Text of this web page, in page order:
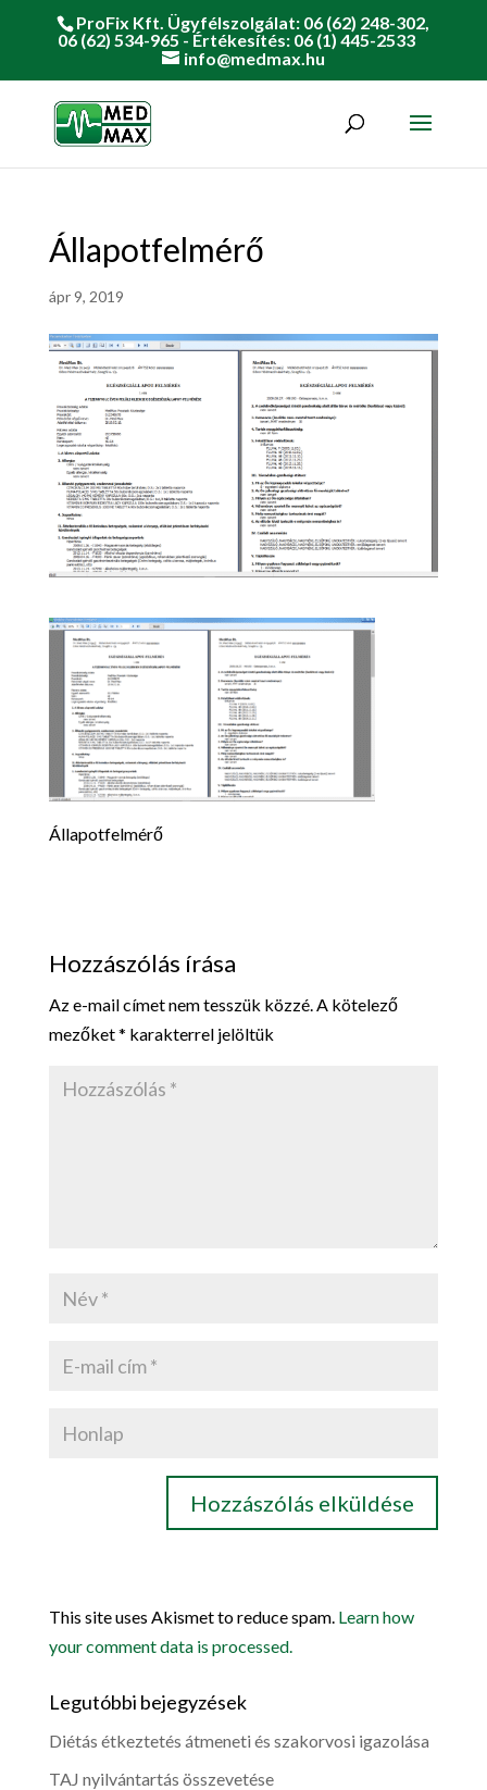
ProFix Kft. Ügyfélszolgálat: 06 (62) 248-302,
06 (62) 534-965 - Értékesítés: 06 (1) 445-2533
info@medmax.hu
Állapotfelmérő
ápr 9, 2019
Állapotfelmérő
Hozzászólás írása
Az e-mail címet nem tesszük közzé.A kötelező
mezőket* karakterrel jelöltük
This site uses Akismet to reduce spam. Learn how
your comment data is processed.
Legutóbbi bejegyzések
Diétás étkeztetés átmeneti és szakorvosi igazolása
TAJ nyilvántartás összevetése